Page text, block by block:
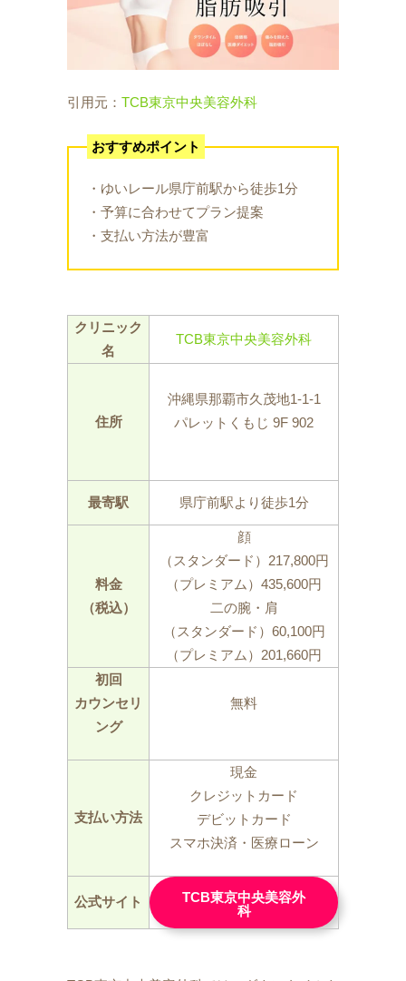
引用元： TCB東京中央美容外科
おすすめポイント
・ゆいレール県庁前駅から徒歩1分
・予算に合わせてプラン提案
・支払い方法が豊富
クリニック
名
TCB東京中央美容外科
住所
沖縄県那覇市久茂地1-1-1
パレットくもじ 9F 902
最寄駅 県庁前駅より徒歩1分
料金
（税込）
顔
（スタンダード）217,800円
（プレミアム）435,600円
二の腕・肩
（スタンダード）60,100円
（プレミアム）201,660円
初回
カウンセリ
ング
無料
支払い方法
現金
クレジットカード
デビットカード
スマホ決済・医療ローン
公式サイト
TCB東京中央美容外
科